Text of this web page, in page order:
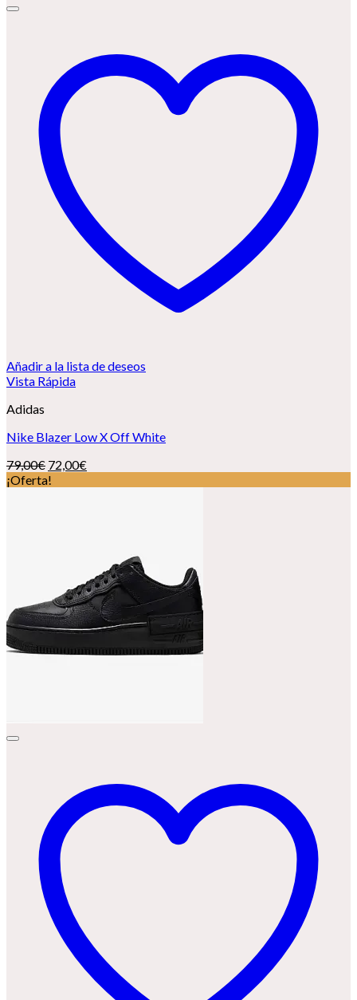
Añadir a la lista de deseos
Vista Rápida
Adidas
Nike Blazer Low X Off White
79,00€ El
precio
72,00€
¡Oferta!